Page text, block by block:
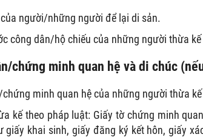
người/những người để lại di sản.
công dân/hộ chiếu của những người thừa
chứng minh quan hệ và di chúc
minh quan hệ của những người thừa
kế theo pháp luật: Giấy tờ chứng minh
giấy khai sinh, giấy đăng ký kết hôn, giấy